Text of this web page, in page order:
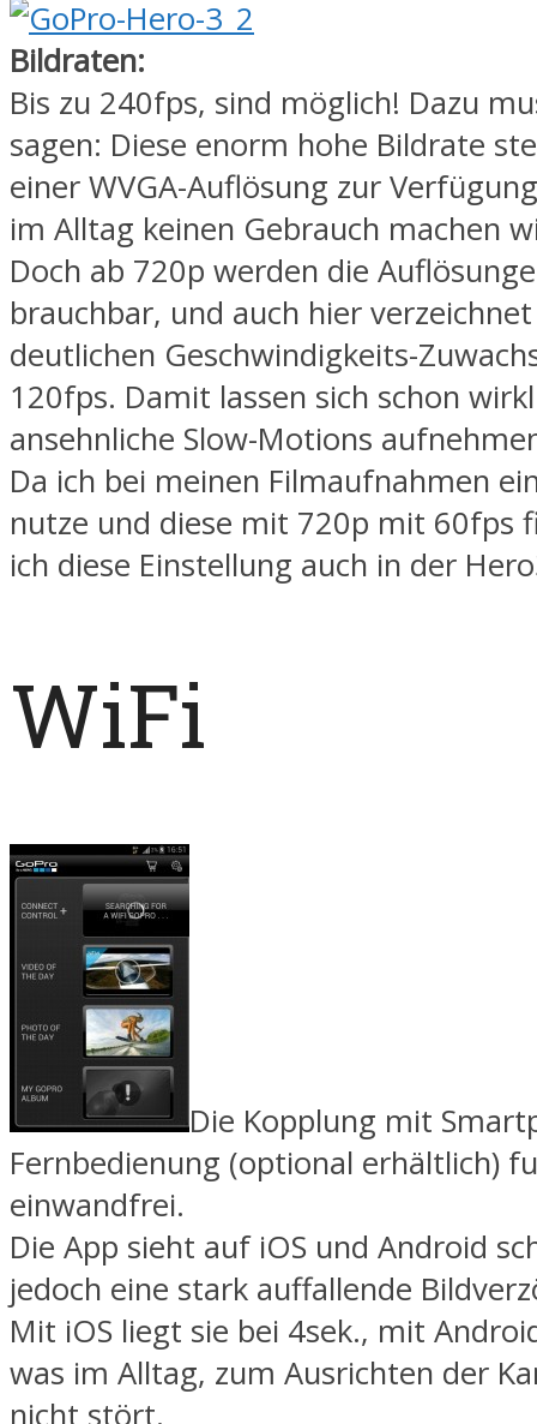
Bildraten:
Bis zu 240fps, sind möglich! Dazu
sagen: Diese enorm hohe Bildrate
einer WVGA-Auflösung zur
im Alltag keinen Gebrauch machen
Doch ab 720p werden die
brauchbar, und auch hier
deutlichen Geschwindigkeits-
120fps. Damit lassen sich schon
ansehnliche Slow-Motions
Da ich bei meinen Filmaufnahmen
nutze und diese mit 720p mit 60fps
ich diese Einstellung auch in der
WiFi
Die Kopplung mit
Fernbedienung (optional erhältlich)
einwandfrei.
Die App sieht auf iOS und Android
jedoch eine stark auffallende
Mit iOS liegt sie bei 4sek., mit
was im Alltag, zum Ausrichten der
nicht stört.